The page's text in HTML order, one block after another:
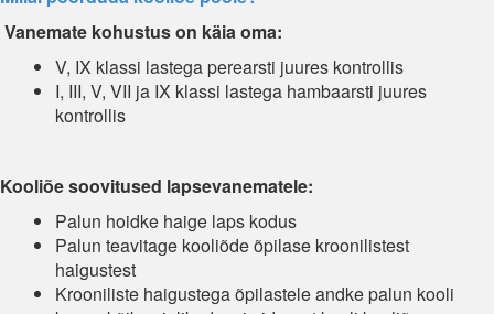
Vanemate kohustus on käia oma:
V, IX klassi lastega perearsti juures kontrollis
I, III, V, VII ja IX klassi lastega hambaarsti juures
kontrollis
Kooliõe soovitused lapsevanematele:
Palun hoidke haige laps kodus
Palun teavitage kooliõde õpilase kroonilistest
haigustest
Krooniliste haigustega õpilastele andke palun kooli